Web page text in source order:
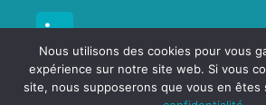
Nous utilisons des cookies pour vous
expérience sur notre site web. Si vous
site, nous supposerons que vous en êtes
store email